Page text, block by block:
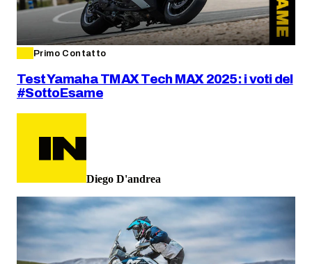
Primo Contatto
Test Yamaha TMAX Tech MAX 2025: i voti del
#SottoEsame
Diego D'andrea